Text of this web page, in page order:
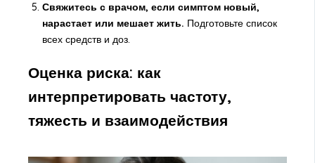
Свяжитесь с врачом, если симптом новый,
нарастает или мешает жить. Подготовьте список
всех средств и доз.
Оценка риска: как
интерпретировать частоту,
тяжесть и взаимодействия